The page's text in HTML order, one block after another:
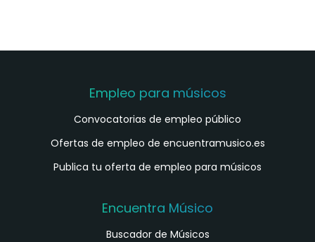
Empleo para músicos
Convocatorias de empleo público
Ofertas de empleo de encuentramusico.es
Publica tu oferta de empleo para músicos
Encuentra Músico
Buscador de Músicos